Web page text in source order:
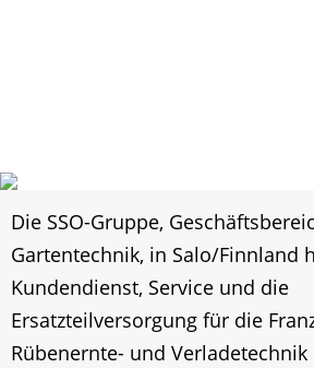
Die SSO-Gruppe,
Gartentechnik, in Salo/Finnland
Kundendienst, Service und die
Ersatzteilversorgung für die
Rübenernte- und